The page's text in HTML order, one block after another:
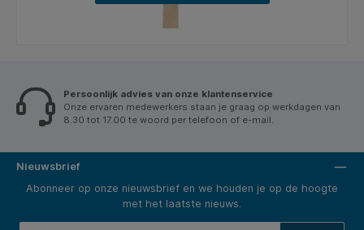
Persoonlijk advies van onze klantenservice
Onze ervaren medewerkers staan je graag op werkdagen van
8.30 tot 17.00 te woord per telefoon of e-mail.
Nieuwsbrief
Abonneer op onze nieuwsbrief en we houden je op de hoogte
met het laatste nieuws.